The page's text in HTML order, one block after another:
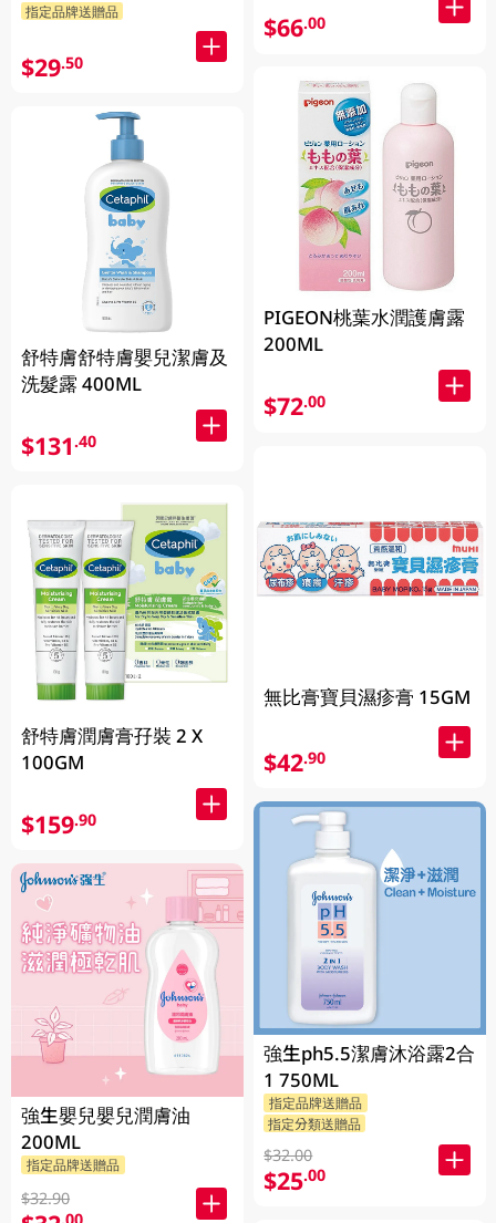
指定品牌送贈品
$29.50
舒特膚舒特膚嬰兒潔膚及
洗髮露 400ML
$131.40
舒特膚潤膚膏孖裝 2 X
100GM
$159.90
強生嬰兒嬰兒潤膚油
200ML
指定品牌送贈品
$32.90
$66.00
PIGEON桃葉水潤護膚露
200ML
$72.00
無比膏寶貝濕疹膏 15GM
$42.90
強生ph5.5潔膚沐浴露2合
1 750ML
指定品牌送贈品
指定分類送贈品
$32.00
$25.00